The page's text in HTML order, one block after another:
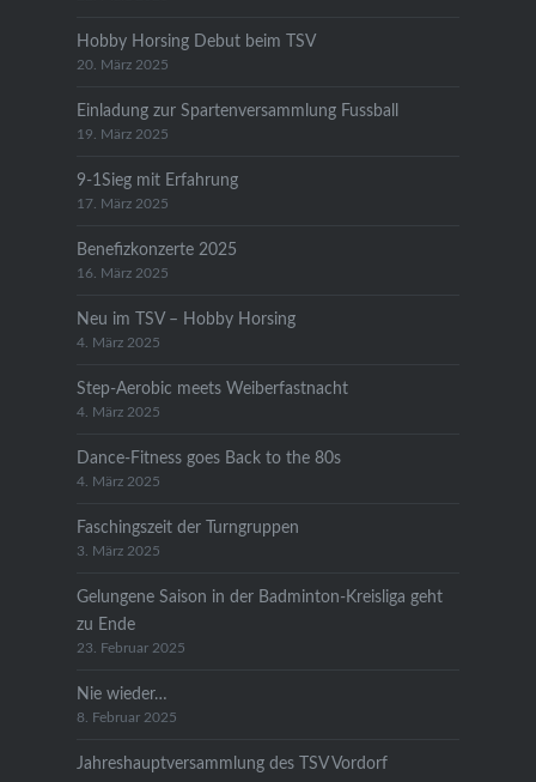
Hobby Horsing Debut beim TSV
20. März 2025
Einladung zur Spartenversammlung Fussball
19. März 2025
9-1Sieg mit Erfahrung
17. März 2025
Benefizkonzerte 2025
16. März 2025
Neu im TSV – Hobby Horsing
4. März 2025
Step-Aerobic meets Weiberfastnacht
4. März 2025
Dance-Fitness goes Back to the 80s
4. März 2025
Faschingszeit der Turngruppen
3. März 2025
Gelungene Saison in der Badminton-Kreisliga geht
zu Ende
23. Februar 2025
Nie wieder…
8. Februar 2025
Jahreshauptversammlung des TSV Vordorf